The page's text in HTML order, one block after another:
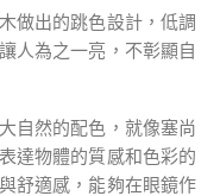
做出的跳色設計，低調
人為之一亮，不彰顯自
自然的配色，就像塞尚
達物體的質感和色彩的
舒適感，能夠在眼鏡作